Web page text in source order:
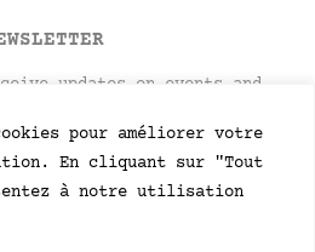
pour améliorer votre
En cliquant sur "Tout
à notre utilisation
updates on events and